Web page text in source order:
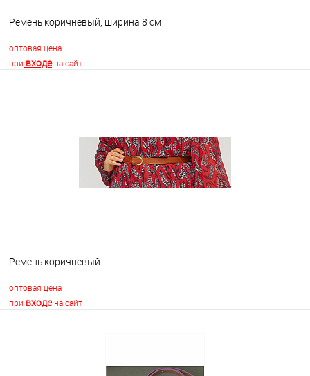
Ремень коричневый, ширина 8 см
оптовая цена
при входена сайт
В наличии
Ремень коричневый
оптовая цена
при входена сайт